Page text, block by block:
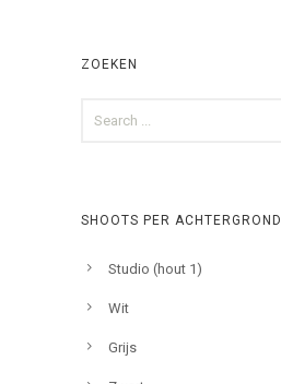
ZOEKEN
SHOOTS PER ACHTERGROND
Studio (hout 1)
Wit
Grijs